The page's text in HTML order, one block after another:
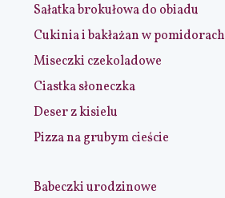
Sałatka brokułowa do obiadu
Cukinia i bakłażan w pomidorach
Miseczki czekoladowe
Ciastka słoneczka
Deser z kisielu
Pizza na grubym cieście
Babeczki urodzinowe